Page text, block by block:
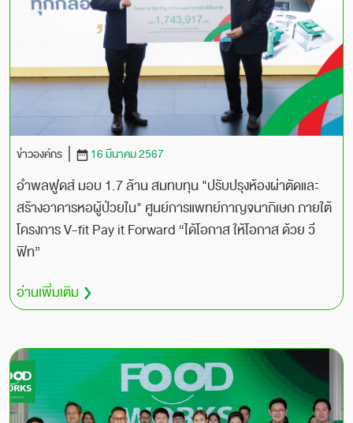
ข่าวองค์กร 16 มีนาคม 2567
อำพลฟูดส์ มอบ 1.7 ล้าน สมทบทุน "ปรับปรุงห้องผ่าตัดและ
สร้างอาคารหอผู้ป่วยใน" ศูนย์การแพทย์กาญจนาภิเษก ภายใต้
โครงการ V-fit Pay it Forward “ได้โอกาส ให้โอกาส ด้วย วี
ฟิท”
อ่านเพิ่มเติม